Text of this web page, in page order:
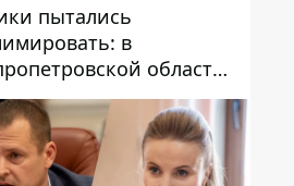
пытались
в
области
мальчик утонул